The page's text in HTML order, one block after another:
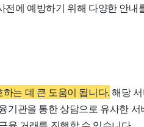
에 예방하기 위해 다양한 안내
는 데 큰 도움이 됩니다.해당
기관을 통한 상담으로 유사한